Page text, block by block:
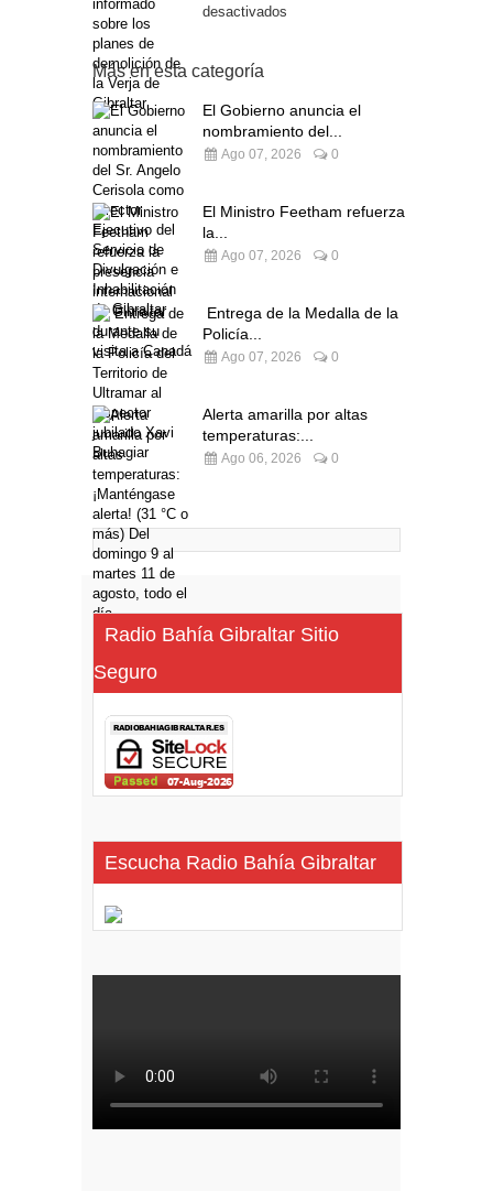
desactivados
Más en esta categoría
El Gobierno anuncia el
nombramiento del...
Ago 07, 2026 0
El Ministro Feetham refuerza
la...
Ago 07, 2026 0
Entrega de la Medalla de la
Policía...
Ago 07, 2026 0
Alerta amarilla por altas
temperaturas:...
Ago 06, 2026 0
Radio Bahía Gibraltar Sitio
Seguro
Escucha Radio Bahía Gibraltar